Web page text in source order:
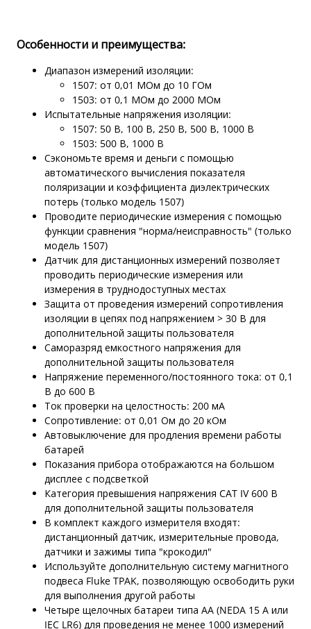
Особенности и преимущества:
Диапазон измерений изоляции:
1507: от 0,01 МОм до 10 ГОм
1503: от 0,1 МОм до 2000 МОм
Испытательные напряжения изоляции:
1507: 50 В, 100 В, 250 В, 500 В, 1000 В
1503: 500 В, 1000 В
Сэкономьте время и деньги с помощью
автоматического вычисления показателя
поляризации и коэффициента диэлектрических
потерь (только модель 1507)
Проводите периодические измерения с помощью
функции сравнения "норма/неисправность" (только
модель 1507)
Датчик для дистанционных измерений позволяет
проводить периодические измерения или
измерения в труднодоступных местах
Защита от проведения измерений сопротивления
изоляции в цепях под напряжением > 30 В для
дополнительной защиты пользователя
Саморазряд емкостного напряжения для
дополнительной защиты пользователя
Напряжение переменного/постоянного тока: от 0,1
В до 600 В
Ток проверки на целостность: 200 мА
Сопротивление: от 0,01 Ом до 20 кОм
Автовыключение для продления времени работы
батарей
Показания прибора отображаются на большом
дисплее с подсветкой
Категория превышения напряжения CAT IV 600 В
для дополнительной защиты пользователя
В комплект каждого измерителя входят:
дистанционный датчик, измерительные провода,
датчики и зажимы типа "крокодил"
Используйте дополнительную систему магнитного
подвеса Fluke TPAK, позволяющую освободить руки
для выполнения другой работы
Четыре щелочных батареи типа AA (NEDA 15 A или
IEC LR6) для проведения не менее 1000 измерений